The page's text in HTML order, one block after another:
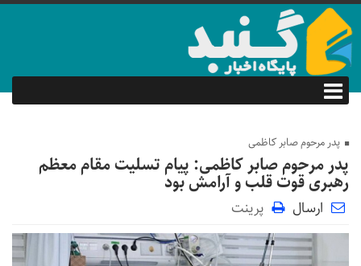
پدر مرحوم صابر کاظمی
پدر مرحوم صابر کاظمی: پیام تسلیت مقام معظم
رهبری قوت قلب و آرامش بود
ارسال پرینت